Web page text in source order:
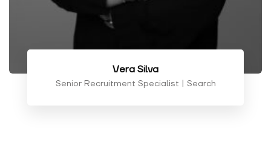
Vera Silva
Senior Recruitment Specialist | Search